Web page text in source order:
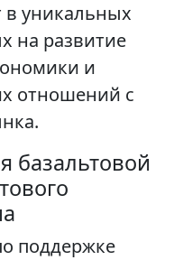
в уникальных
на развитие
и
отношений с
базальтовой
поддержке